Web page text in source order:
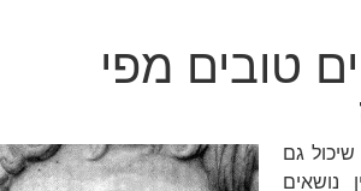
טובים מפי
שיכול גם
נושאים